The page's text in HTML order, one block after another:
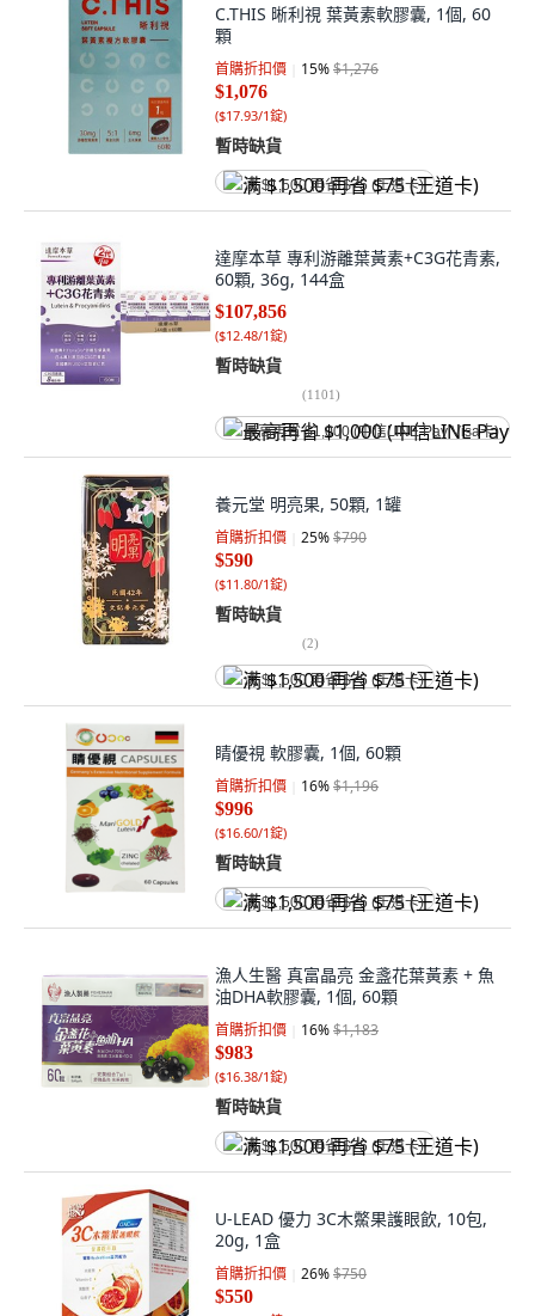
C.THIS 晰利視 葉黃素軟膠囊, 1個, 60
顆
首購折扣價 15%$1,276
$1,076
($17.93/1錠)
暫時缺貨
满 $1,500 再省 $75 (王道卡)
達摩本草 專利游離葉黃素+C3G花青素,
60顆, 36g, 144盒
$107,856
($12.48/1錠)
暫時缺貨
(1101)
最高再省 $1,000 (中信LINE Pay Visa卡)
養元堂 明亮果, 50顆, 1罐
首購折扣價 25%$790
$590
($11.80/1錠)
暫時缺貨
(2)
满 $1,500 再省 $75 (王道卡)
睛優視 軟膠囊, 1個, 60顆
首購折扣價 16%$1,196
$996
($16.60/1錠)
暫時缺貨
满 $1,500 再省 $75 (王道卡)
漁人生醫 真富晶亮 金盞花葉黃素 + 魚
油DHA軟膠囊, 1個, 60顆
首購折扣價 16%$1,183
$983
($16.38/1錠)
暫時缺貨
满 $1,500 再省 $75 (王道卡)
U-LEAD 優力 3C木鱉果護眼飲, 10包,
20g, 1盒
首購折扣價 26%$750
$550